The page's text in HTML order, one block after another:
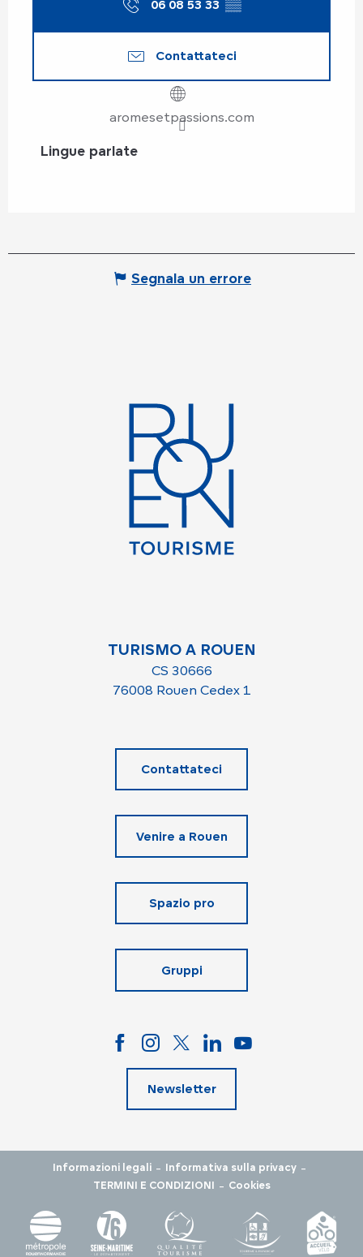
06 08 53 33 ▒▒
Contattateci
aromesetpassions.com
Lingue parlate
Lingue parlate
Segnala un errore
TURISMO A ROUEN
CS 30666
76008 Rouen Cedex 1
Contattateci
Venire a Rouen
Spazio pro
Gruppi
Newsletter
Informazioni legali - Informativa sulla privacy -
TERMINI E CONDIZIONI - Cookies